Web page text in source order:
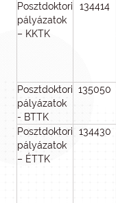
Posztdoktori
pályázatok
– KKTK
134414
Posztdoktori
pályázatok
- BTTK
135050
Posztdoktori
pályázatok
– ÉTTK
134430